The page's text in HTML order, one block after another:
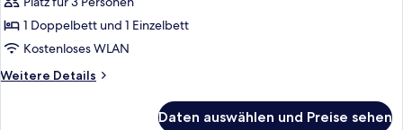
Mehrere
Betten
1 Doppelbett und 1 Einzelbett
Kostenloses WLAN
Weitere Details
Weitere
Daten auswählen und Preise sehen